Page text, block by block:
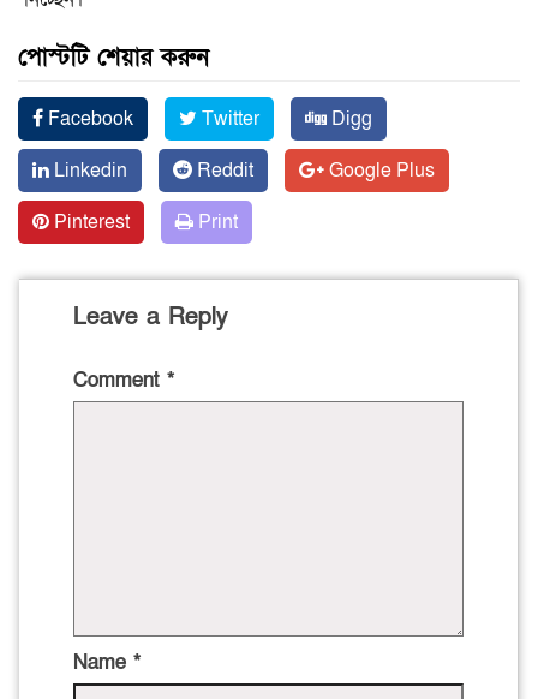
পোস্টটি শেয়ার করুন
Facebook Twitter
Digg
Linkedin
Reddit
Google Plus
Pinterest
Print
Leave a Reply
Comment *
Name *